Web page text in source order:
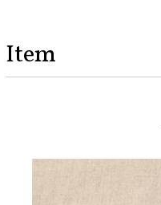
Item